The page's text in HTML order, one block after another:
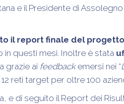
e il Presidente di
il report finale del progetto
in questi mesi. Inoltre è stata
grazie ai feedbackemersi nei “
reti target per oltre 100
e di seguito il Report dei